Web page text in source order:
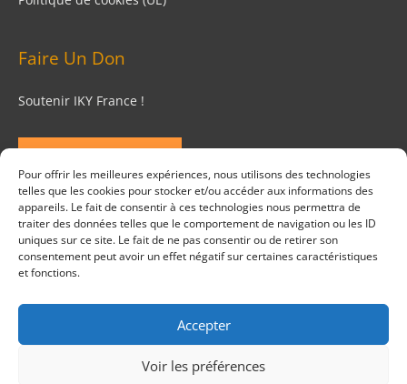
Pour offrir les meilleures expériences, nous utilisons des technologies
telles que les cookies pour stocker et/ou accéder aux informations des
appareils. Le fait de consentir à ces technologies nous permettra de
traiter des données telles que le comportement de navigation ou les ID
uniques sur ce site. Le fait de ne pas consentir ou de retirer son
consentement peut avoir un effet négatif sur certaines caractéristiques
et fonctions.
Accepter
Voir les préférences
Faire Un Don
Soutenir IKY France !
FAIRE UN DON
Suivez Nous
Institut de Kriya Yoga
Réservés.